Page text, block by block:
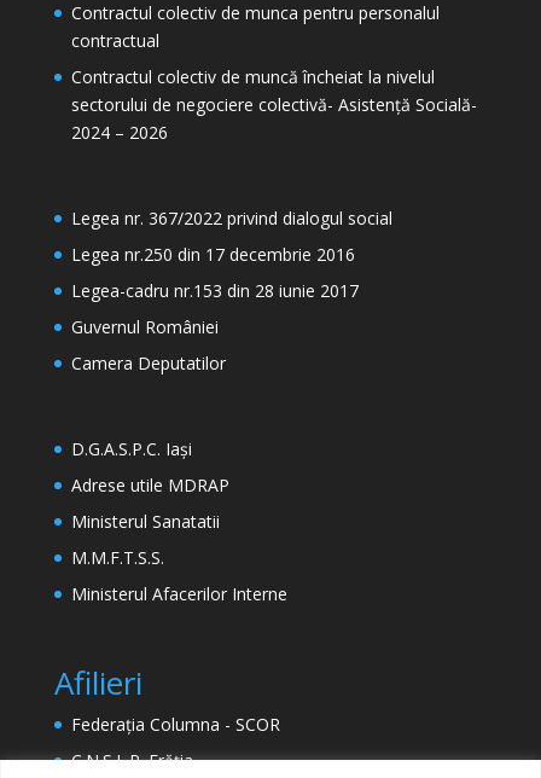
Contractul colectiv de munca pentru personalul
contractual
Contractul colectiv de muncă încheiat la nivelul
sectorului de negociere colectivă- Asistență Socială-
2024 – 2026
Legea nr. 367/2022 privind dialogul social
Legea nr.250 din 17 decembrie 2016
Legea-cadru nr.153 din 28 iunie 2017
Guvernul României
Camera Deputatilor
D.G.A.S.P.C. Iași
Adrese utile MDRAP
Ministerul Sanatatii
M.M.F.T.S.S.
Ministerul Afacerilor Interne
Afilieri
Federația Columna - SCOR
C.N.S.L.R. Frăția